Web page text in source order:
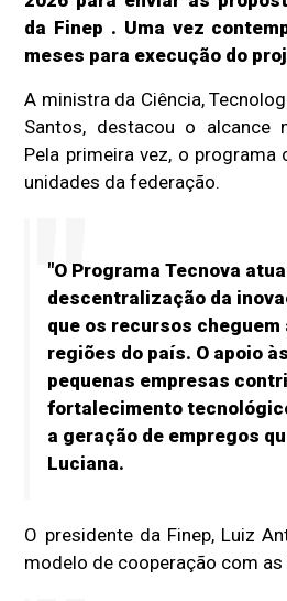
da Finep . Uma vez
meses para execução do
A ministra da Ciência,
Santos, destacou o alcance
Pela primeira vez, o
unidades da federação.
"O Programa Tecnova
descentralização da
que os recursos cheguem
regiões do país. O apoio
pequenas empresas
fortalecimento
a geração de empregos
Luciana.
O presidente da Finep, Luiz
modelo de cooperação com